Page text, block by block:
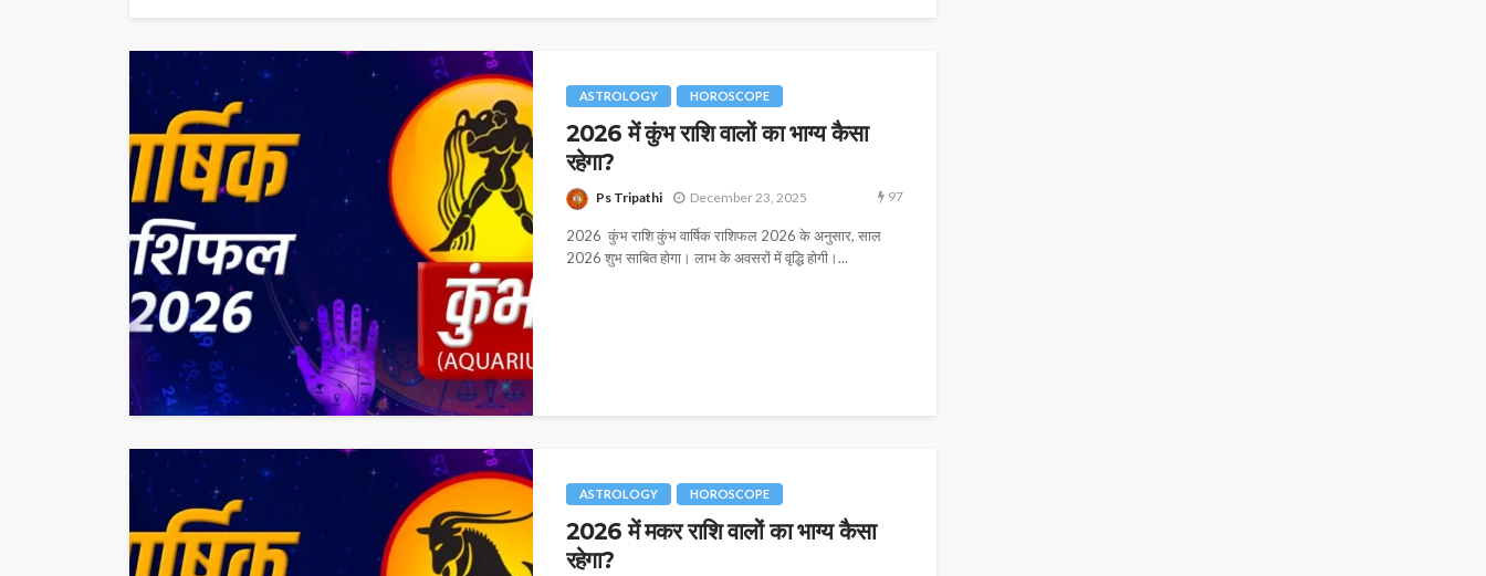
ASTROLOGY HOROSCOPE
2026 में कुंभ राशि वालों का भाग्य कैसा
रहेगा?
Ps Tripathi December 23, 2025 97
2026 कुंभ राशि कुंभ वार्षिक राशिफल 2026 के अनुसार, साल
2026 शुभ साबित होगा। लाभ के अवसरों में वृद्धि होगी।...
ASTROLOGY HOROSCOPE
2026 में मकर राशि वालों का भाग्य कैसा
रहेगा?